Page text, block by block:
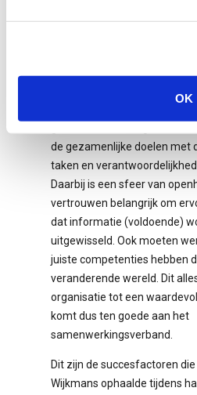
OK
de gezamenlijke doelen met
taken en
Daarbij is een sfeer van
vertrouwen belangrijk om
dat informatie (voldoende)
uitgewisseld. Ook moeten
juiste competenties hebben
veranderende wereld. Dit
organisatie tot een
komt dus ten goede aan het
samenwerkingsverband.
Dit zijn de succesfactoren
Wijkmans ophaalde tijdens